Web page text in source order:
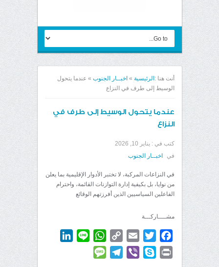
أنت هنا : الرئيسية » اخبــار الجنوب » عندما يتحول
الوسيط إلى طرف في النزاع
عندما يتحول الوسيط إلى طرف في
النزاع
كتب في : يناير 10, 2026
في
اخبــار الجنوب
في النزاعات المركبة، لا تختبر الأدوار الإقليمية بما يعلن
من نوايا، بل بكيفية إدارة التوازنات القائمة، واحترام
الفاعلين السياسيين الذين أفرزتهم الوقائع
مشــــاركـــة
Facebook
Twitter
Email
Copy
Link
WhatsApp
Line
Print
Skype
Viber
Telegram